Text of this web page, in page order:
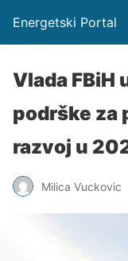
Energetski Portal
Vlada FBiH
podrške za
razvoj u
Milica Vuckovic